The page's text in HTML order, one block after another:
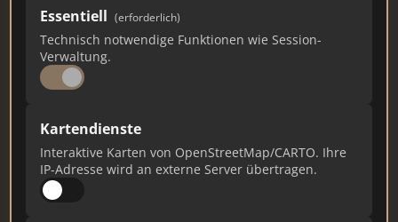
Essentiell (erforderlich)
Technisch notwendige Funktionen wie Session-
Verwaltung.
Kartendienste
Interaktive Karten von OpenStreetMap/CARTO. Ihre
IP-Adresse wird an externe Server übertragen.
finke-immobilien.de
Ist das Ihr Unternehmen?
Verifizieren Sie Ihr Profil, bearbeiten Sie Ihre